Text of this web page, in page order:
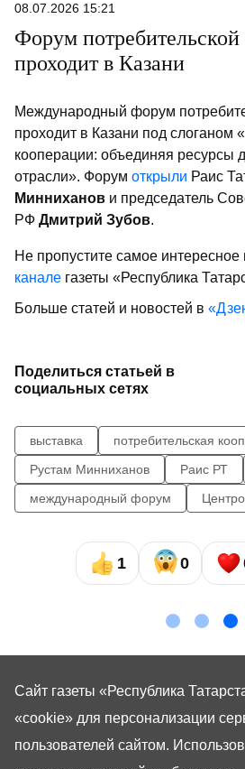
08.07.2026 15:21
Форум
проходит в Казани
Международный форум
проходит в Казани под слоганом
кооперации: объединяя ресурсы
отрасли». Форум открыли Раис
Минниханов и председатель
РФ Дмитрий Зубов.
Не пропустите самое интересное
канале газеты «Республика
Больше статей и новостей в
Поделиться статьей в
социальных сетях
выставка
потребительская
Рустам Минниханов
Раис РТ
международный форум
1 0
Сайт газеты «Республика
«cookie» для персонализации
пользователей сайтом.